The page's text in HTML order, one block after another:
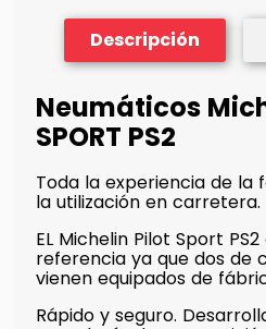
Descripción
Neumáticos
SPORT PS2
Toda la experiencia de la
la utilización en carretera.
EL Michelin Pilot Sport
referencia ya que dos de
vienen equipados de
Rápido y seguro.